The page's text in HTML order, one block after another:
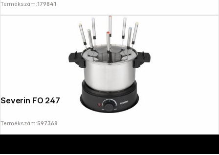
Termékszám:179841
Severin FO 2470 Fondue
Termékszám:597368
Copyright © 2000 - 2026 DIFOX. All rights reserved.